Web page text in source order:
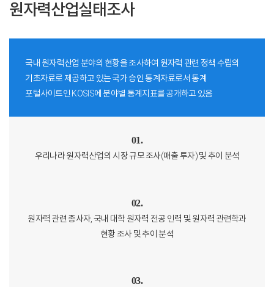
원자력산업실태조사
국내 원자력산업 분야의 현황을 조사하여 원자력 관련 정책 수립의
기초자료로 제공하고 있는 국가 승인 통계자료로서 통계
포털사이트인 KOSIS에 분야별 통계지표를 공개하고 있음
01.
우리나라 원자력산업의 시장 규모 조사(매출 투자) 및 추이 분석
02.
원자력 관련 종사자, 국내 대학 원자력 전공 인력 및 원자력 관련학과
현황 조사 및 추이 분석
03.